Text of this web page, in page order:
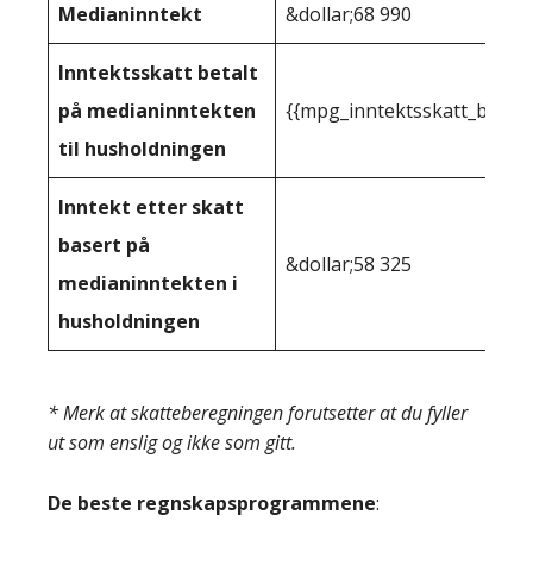
Medianinntekt &dollar;68 990
Inntektsskatt betalt
på medianinntekten
til husholdningen
Inntekt etter skatt
basert på
medianinntekten i
husholdningen
&dollar;58 325
* Merk at skatteberegningen forutsetter at du fyller
ut som enslig og ikke som gitt.
De beste regnskapsprogrammene: